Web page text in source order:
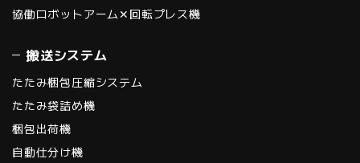
協働ロボットアーム✕回転プレス機
搬送システム
たたみ梱包圧縮システム
たたみ袋詰め機
梱包出荷機
自動仕分け機